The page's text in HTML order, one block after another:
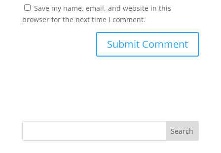
Save my name, email, and website in this
browser for the next time I comment.
Search